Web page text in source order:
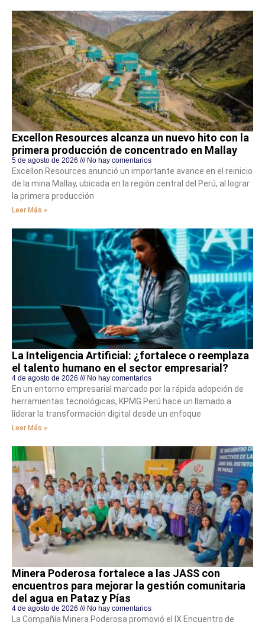
Excellon Resources alcanza un nuevo hito con la
primera producción de concentrado en Mallay
5 de agosto de 2026 No hay comentarios
Excellon Resources anunció un importante avance en el reinicio
de la mina Mallay, ubicada en la región central del Perú, al lograr
la primera producción
Leer Más »
La Inteligencia Artificial: ¿fortalece o reemplaza
el talento humano en el sector empresarial?
4 de agosto de 2026 No hay comentarios
En un entorno empresarial marcado por la rápida adopción de
herramientas tecnológicas, KPMG Perú hace un llamado a
liderar la transformación digital desde un enfoque
Leer Más »
Minera Poderosa fortalece a las JASS con
encuentros para mejorar la gestión comunitaria
del agua en Pataz y Pías
4 de agosto de 2026 No hay comentarios
La Compañía Minera Poderosa promovió el IX Encuentro de